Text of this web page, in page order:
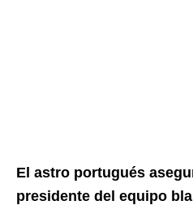
El astro portugués
presidente del equipo